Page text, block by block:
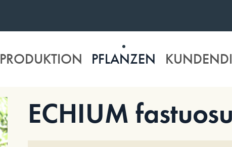
PRODUKTION PFLANZEN
ECHIUM